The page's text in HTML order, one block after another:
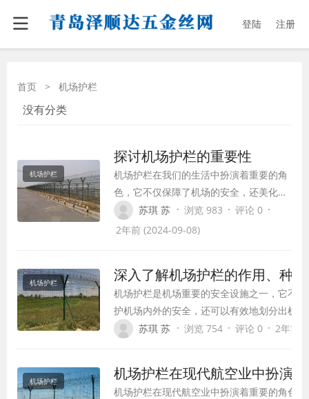
登陆 注册
首页 > 机场护栏
没有分类
机场护栏
探讨机场护栏的重要性
机场护栏在我们的生活中扮演着重要的角
色，它不仅保障了机场的安全，还美化了
我们城市的环境。在这篇文章中，我将探
讨机场护栏的重要性以及它对我们的生活
苏琪 苏 · 浏览 983 · 评论 0 ·
2年前 (2024-09-08)
机场护栏 深入了解机场护栏的作用、种
机场护栏是机场重要的安全设施之一，它不
护机场内外的安全，还可以有效地划分出机
域，让乘客和员工在机场内安全有序地进行
苏琪 苏 · 浏览 754 · 评论 0 · 2年前
机场护栏 机场护栏在现代航空业中扮演
机场护栏在现代航空业中扮演着重要的角色